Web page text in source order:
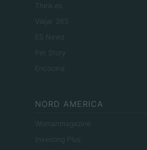
Think.es
Viajar 365
ES Newz
Pet Story
Encocina
NORD AMERICA
Womanmagazine
Investing Plus